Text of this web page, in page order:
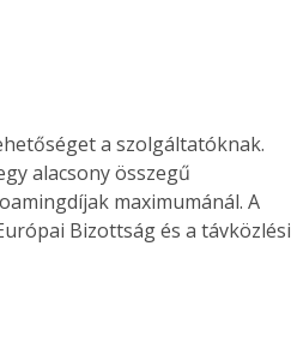
a szolgáltatóknak.
alacsony összegű
maximumánál. A
Bizottság és a távközlési